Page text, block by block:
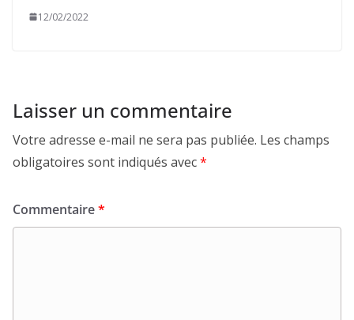
12/02/2022
Laisser un commentaire
Votre adresse e-mail ne sera pas publiée. Les champs
obligatoires sont indiqués avec*
Commentaire*